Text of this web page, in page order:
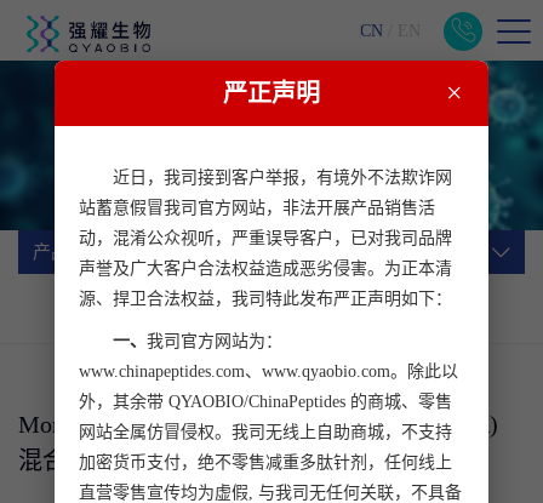
CN EN
Monkeypox virus猴痘病毒多肽
Monkeypox virus猴痘病毒多肽
产品与服务
产品 服务
Monkeypox virus IMV membrane protein(M1R)
混合肽库(Offset 6)
严正声明 ×
近日，我司接到客户举报，有境外不法欺诈网
站蓄意假冒我司官方网站，非法开展产品销售活
动，混淆公众视听，严重误导客户，已对我司品牌
声誉及广大客户合法权益造成恶劣侵害。为正本清
源、捍卫合法权益，我司特此发布严正声明如下：
一、 我司官方网站为：
www.chinapeptides.com、www.qyaobio.com。除此以
外，其余带 QYAOBIO/ChinaPeptides 的商城、零售
网站全属仿冒侵权。我司无线上自助商城，不支持
加密货币支付，绝不零售减重多肽针剂，任何线上
直营零售宣传均为虚假, 与我司无任何关联，不具备